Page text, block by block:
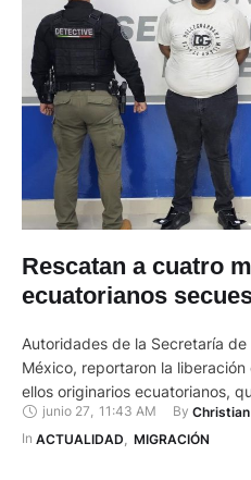
Rescatan a cuatro
ecuatorianos
Autoridades de la Secretaría
México, reportaron la
ellos originarios ecuatorianos,
una casa de la colonia Granjas
Juárez. El operativo se cumplió
junio 27, 11:43 AM By
In ACTUALIDAD MIGRACIÓN